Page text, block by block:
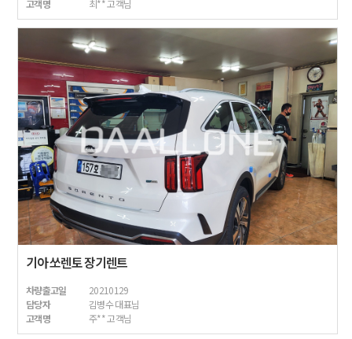
고객명 최** 고객님
기아 쏘렌토 장기렌트
차량출고일
20210129
담당자
김병수 대표님
고객명
주** 고객님